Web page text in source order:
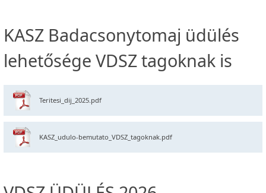
KASZ Badacsonytomaj üdülés
lehetősége VDSZ tagoknak is
Teritesi_dij_2025.pdf
KASZ_udulo-bemutato_VDSZ_tagoknak.pdf